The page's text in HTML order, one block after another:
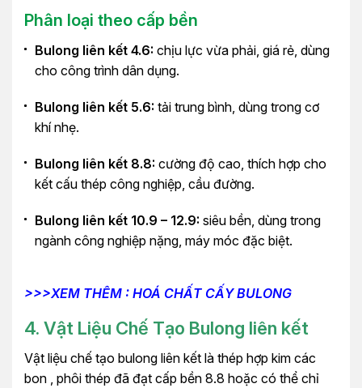
Phân loại theo cấp bền
Bulong liên kết 4.6: chịu lực vừa phải, giá rẻ, dùng
cho công trình dân dụng.
Bulong liên kết 5.6: tải trung bình, dùng trong cơ
khí nhẹ.
Bulong liên kết 8.8: cường độ cao, thích hợp cho
kết cấu thép công nghiệp, cầu đường.
Bulong liên kết 10.9 – 12.9: siêu bền, dùng trong
ngành công nghiệp nặng, máy móc đặc biệt.
>>>XEM THÊM : HOÁ CHẤT CẤY BULONG
4. Vật Liệu Chế Tạo Bulong liên kết
Vật liệu chế tạo bulong liên kết là thép hợp kim các
bon , phôi thép đã đạt cấp bền 8.8 hoặc có thể chỉ